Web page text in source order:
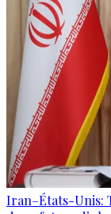
Iran–États-Unis: